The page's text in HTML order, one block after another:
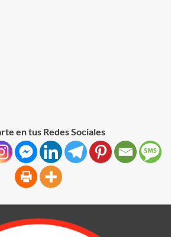
en tus Redes Sociales